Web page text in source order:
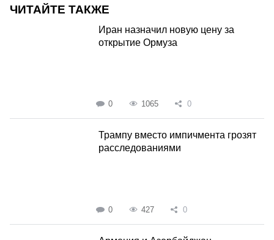
ЧИТАЙТЕ ТАКЖЕ
Иран назначил новую цену за
открытие Ормуза
0 1065 0
Трампу вместо импичмента грозят
расследованиями
0 427 0